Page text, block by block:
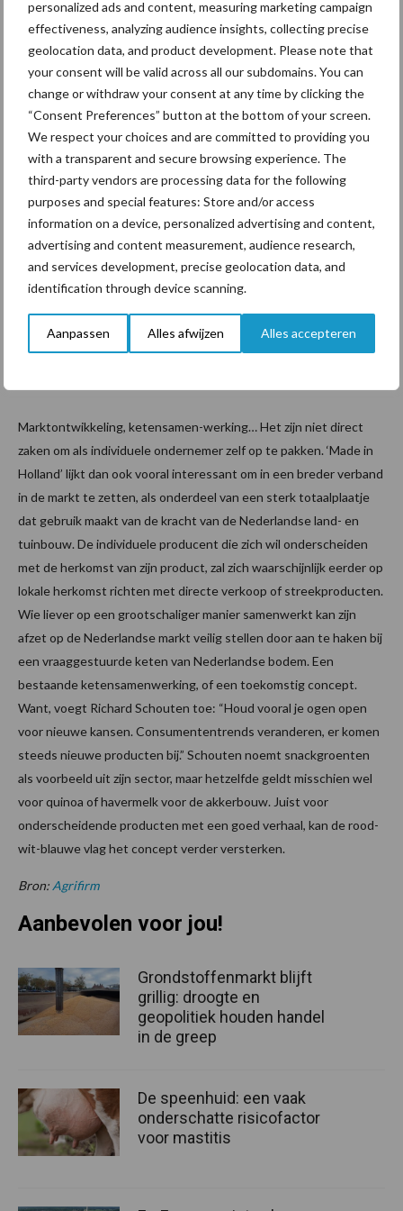
personalized ads and content, measuring marketing campaign
effectiveness, analyzing audience insights, collecting precise
geolocation data, and product development. Please note that
your consent will be valid across all our subdomains. You can
change or withdraw your consent at any time by clicking the
“Consent Preferences” button at the bottom of your screen.
We respect your choices and are committed to providing you
with a transparent and secure browsing experience. The
third-party vendors are processing data for the following
purposes and special features: Store and/or access
information on a device, personalized advertising and content,
advertising and content measurement, audience research,
and services development, precise geolocation data, and
identification through device scanning.
Aanpassen Alles afwijzen Alles accepteren
exportmerk Windmill Pork, dat met de naam en de oranje
verpakking met windmolen overduidelijk Made in Holland
communiceert. “Binnen Europa is de Nederlandse herkomst wel
een sterk punt, maar niet iets dat we echt kunnen vermarkten.
Daarbuiten, vooral in Azië, is dat heel anders”, vertelt Sjoerd van
Leeuwen. “Consumenten daar hebben een groot vertrouwen in
de kwaliteit en veiligheid van Nederlandse producten. Ons merk
werken we nu aan de uitrol van het marktconcept. Door middel
van marktconcepten werken we aan vraaggestuurde ketens.
Daarmee kunnen we ervoor zorgen dat we ook op de
exportmarkten werken aan een sterke positie, waarbij we niet
inwisselbaar zijn in de bulk van de wereldmarkt. Export hebben
we nou eenmaal nodig, alleen al voor de vierkantsverwaarding,
dus is het belangrijk om ook aan die markten te bouwen.”
Marktontwikkeling, ketensamen-werking… Het zijn niet direct
zaken om als individuele ondernemer zelf op te pakken. ‘Made in
Holland’ lijkt dan ook vooral interessant om in een breder verband
in de markt te zetten, als onderdeel van een sterk totaalplaatje
dat gebruik maakt van de kracht van de Nederlandse land- en
tuinbouw. De individuele producent die zich wil onderscheiden
met de herkomst van zijn product, zal zich waarschijnlijk eerder op
lokale herkomst richten met directe verkoop of streekproducten.
Wie liever op een grootschaliger manier samenwerkt kan zijn
afzet op de Nederlandse markt veilig stellen door aan te haken bij
een vraaggestuurde keten van Nederlandse bodem. Een
bestaande ketensamenwerking, of een toekomstig concept.
Want, voegt Richard Schouten toe: “Houd vooral je ogen open
voor nieuwe kansen. Consumententrends veranderen, er komen
steeds nieuwe producten bij.” Schouten noemt snackgroenten
als voorbeeld uit zijn sector, maar hetzelfde geldt misschien wel
voor quinoa of havermelk voor de akkerbouw. Juist voor
onderscheidende producten met een goed verhaal, kan de rood-
wit-blauwe vlag het concept verder versterken.
Bron: Agrifirm
Aanbevolen voor jou!
Grondstoffenmarkt blijft
grillig: droogte en
geopolitiek houden handel
in de greep
De speenhuid: een vaak
onderschatte risicofactor
voor mastitis